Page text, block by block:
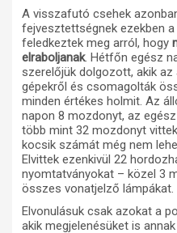
A visszafutó csehek
fejvesztettségnek ezekben
feledkeztek meg arról, hogy
elraboljanak. Hétfőn egész
szerelőjük dolgozott, akik
gépekről és csomagolták
minden értékes holmit. Az
napon 8 mozdonyt, az
több mint 32 mozdonyt
kocsik számát még nem
Elvittek ezenkivül 22
nyomtatványokat – közel 3
összes vonatjelző lámpákat.
Elvonulásuk csak azokat a
akik megjelenésüket is